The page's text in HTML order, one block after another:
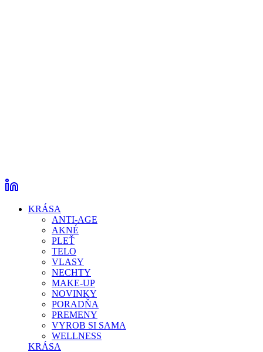
KRÁSA
ANTI-AGE
AKNÉ
PLEŤ
TELO
VLASY
NECHTY
MAKE-UP
NOVINKY
PORADŇA
PREMENY
VYROB SI SAMA
WELLNESS
KRÁSA